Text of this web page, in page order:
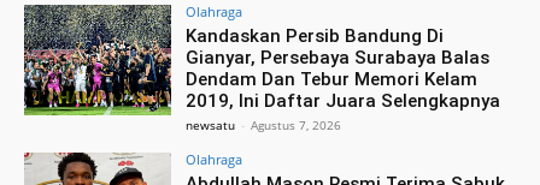
Olahraga
Kandaskan Persib Bandung Di
Gianyar, Persebaya Surabaya Balas
Dendam Dan Tebur Memori Kelam
2019, Ini Daftar Juara Selengkapnya
newsatu - Agustus 7, 2026
Olahraga